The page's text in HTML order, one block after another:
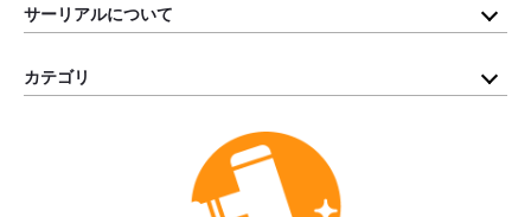
サーリアルについて
カテゴリ